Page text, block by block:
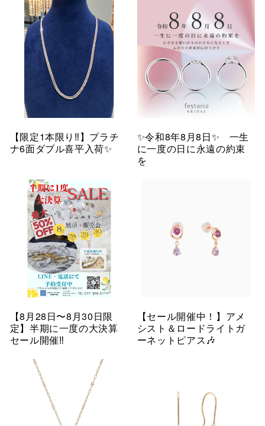
【限定1本限り‼︎】プラチ
ナ6面ダブル喜平入荷✨
✨令和8年8月8日✨ 一生
に一度の日に永遠の約束
を
【8月28日〜8月30日限
定】半期に一度の大決算
セール開催‼︎
【セール開催中！】アメ
シスト＆ロードライトガ
ーネットピアス🎶